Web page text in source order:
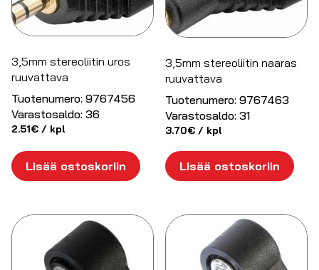
3,5mm stereoliitin uros
ruuvattava
Tuotenumero: 9767456
Varastosaldo: 36
2.51€ / kpl
Lisää ostoskoriin
3,5mm stereoliitin naaras
ruuvattava
Tuotenumero: 9767463
Varastosaldo: 31
3.70€ / kpl
Lisää ostoskoriin